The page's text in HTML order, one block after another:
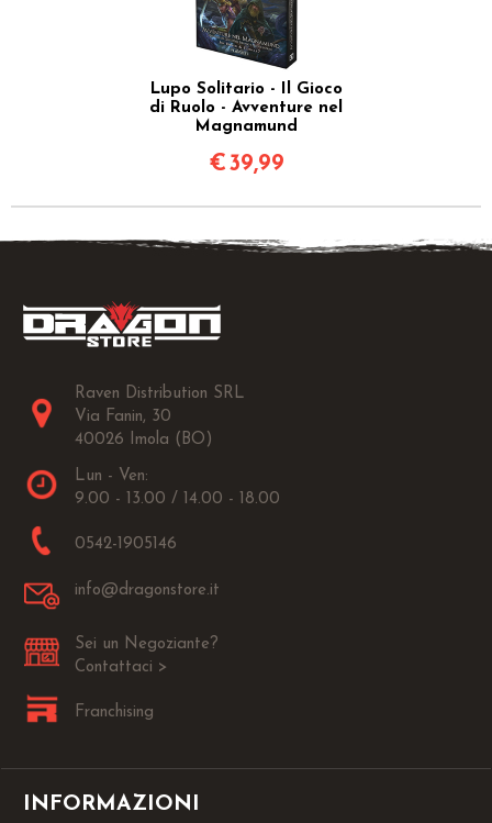
Lupo Solitario - Il Gioco
di Ruolo - Avventure nel
Magnamund
€39,99
Raven Distribution SRL
Via Fanin, 30
40026 Imola (BO)
Lun - Ven:
9.00 - 13.00 / 14.00 - 18.00
0542-1905146
info@dragonstore.it
Sei un Negoziante?
Contattaci >
Franchising
INFORMAZIONI